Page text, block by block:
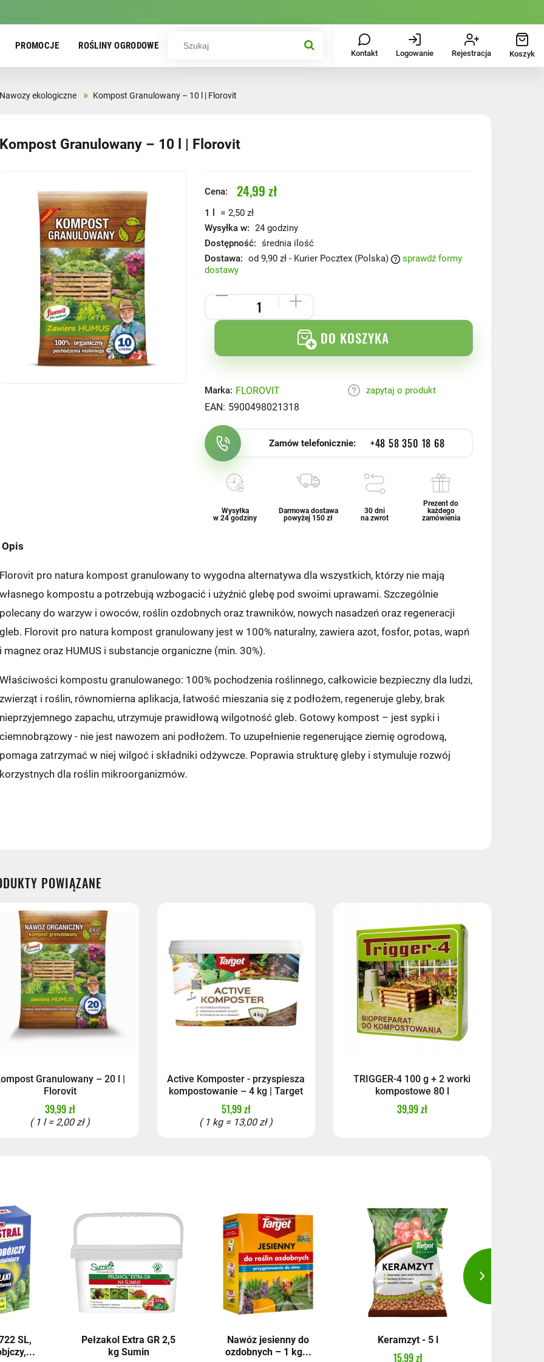
PROMOCJE ROŚLINY OGRODOWE
Kontakt Logowanie Rejestracja Koszyk
Nawozy ekologiczne » Kompost Granulowany – 10 l | Florovit
Kompost Granulowany – 10 l | Florovit
Cena: 24,99 zł
1 l = 2,50 zł
Wysyłka w: 24 godziny
Dostępność: średnia ilość
Dostawa: od 9,90 zł - Kurier Pocztex (Polska)
sprawdź formy
dostawy
DO KOSZYKA
Marka: FLOROVIT
EAN: 5900498021318
zapytaj o produkt
Zamów telefonicznie: +48 58 350 18 68
Wysyłka
w 24 godziny
Darmowa dostawa
powyżej 150 zł
30 dni
na zwrot
Prezent do
każdego
zamówienia
Opis
Florovit pro natura kompost granulowany to wygodna alternatywa dla wszystkich, którzy nie mają
własnego kompostu a potrzebują wzbogacić i użyźnić glebę pod swoimi uprawami. Szczególnie
polecany do warzyw i owoców, roślin ozdobnych oraz trawników, nowych nasadzeń oraz regeneracji
gleb. Florovit pro natura kompost granulowany jest w 100% naturalny, zawiera azot, fosfor, potas, wapń
i magnez oraz HUMUS i substancje organiczne (min. 30%).
Właściwości kompostu granulowanego: 100% pochodzenia roślinnego, całkowicie bezpieczny dla ludzi,
zwierząt i roślin, równomierna aplikacja, łatwość mieszania się z podłożem, regeneruje gleby, brak
nieprzyjemnego zapachu, utrzymuje prawidłową wilgotność gleb. Gotowy kompost – jest sypki i
ciemnobrązowy - nie jest nawozem ani podłożem. To uzupełnienie regenerujące ziemię ogrodową,
pomaga zatrzymać w niej wilgoć i składniki odżywcze. Poprawia strukturę gleby i stymuluje rozwój
korzystnych dla roślin mikroorganizmów.
14,99 zł
- przedpłata 14,99 zł
POWIĄZANE
Granulowany – 20 l |
Florovit
39,99 zł
( 1 l = 2,00 zł )
Active Komposter - przyspiesza
kompostowanie – 4 kg | Target
51,99 zł
( 1 kg = 13,00 zł )
TRIGGER-4 100 g + 2 worki
kompostowe 80 l
39,99 zł
SL,
Pełzakol Extra GR 2,5
kg Sumin
Nawóz jesienny do
ozdobnych – 1 kg...
Keramzyt - 5 l
15,99 zł